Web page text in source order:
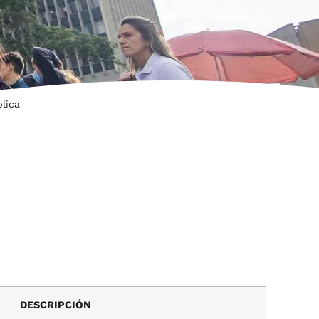
DESCRIPCIÓN